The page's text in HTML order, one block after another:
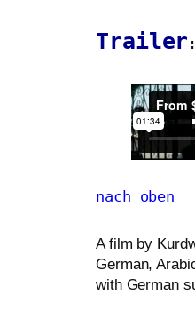
Trailer :
nach oben
A film by
German,
with German